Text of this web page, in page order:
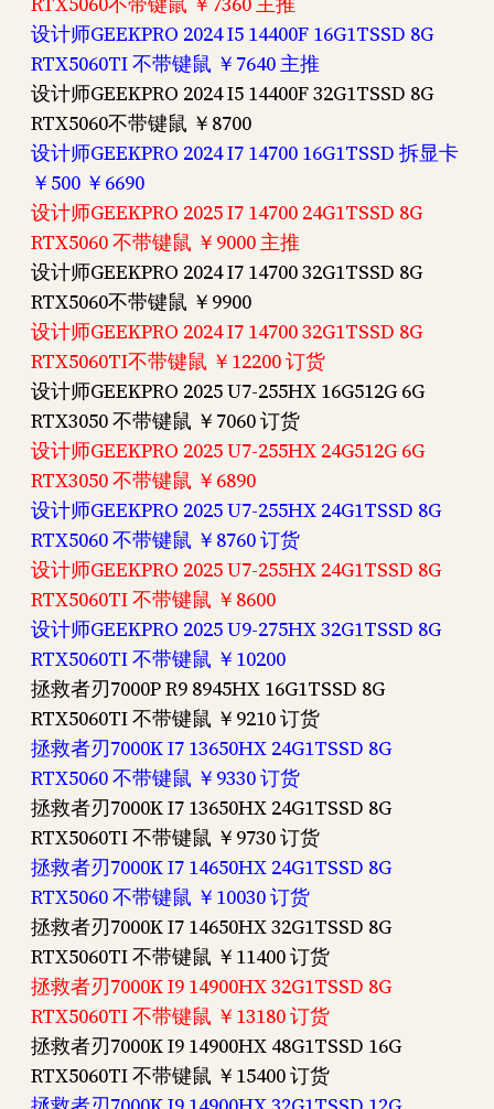
设计师GEEKPRO 2024 I5 14400F 16G1TSSD 8G
RTX5060TI 不带键鼠 ￥7640 主推
设计师GEEKPRO 2024 I5 14400F 32G1TSSD 8G
RTX5060不带键鼠 ￥8700
设计师GEEKPRO 2024 I7 14700 16G1TSSD 拆显卡
￥500 ￥6690
设计师GEEKPRO 2025 I7 14700 24G1TSSD 8G
RTX5060 不带键鼠 ￥9000 主推
设计师GEEKPRO 2024 I7 14700 32G1TSSD 8G
RTX5060不带键鼠 ￥9900
设计师GEEKPRO 2024 I7 14700 32G1TSSD 8G
RTX5060TI不带键鼠 ￥12200 订货
设计师GEEKPRO 2025 U7-255HX 16G512G 6G
RTX3050 不带键鼠 ￥7060 订货
设计师GEEKPRO 2025 U7-255HX 24G512G 6G
RTX3050 不带键鼠 ￥6890
设计师GEEKPRO 2025 U7-255HX 24G1TSSD 8G
RTX5060 不带键鼠 ￥8760 订货
设计师GEEKPRO 2025 U7-255HX 24G1TSSD 8G
RTX5060TI 不带键鼠 ￥8600
设计师GEEKPRO 2025 U9-275HX 32G1TSSD 8G
RTX5060TI 不带键鼠 ￥10200
拯救者刃7000P R9 8945HX 16G1TSSD 8G
RTX5060TI 不带键鼠 ￥9210 订货
拯救者刃7000K I7 13650HX 24G1TSSD 8G
RTX5060 不带键鼠 ￥9330 订货
拯救者刃7000K I7 13650HX 24G1TSSD 8G
RTX5060TI 不带键鼠 ￥9730 订货
拯救者刃7000K I7 14650HX 24G1TSSD 8G
RTX5060 不带键鼠 ￥10030 订货
拯救者刃7000K I7 14650HX 32G1TSSD 8G
RTX5060TI 不带键鼠 ￥11400 订货
拯救者刃7000K I9 14900HX 32G1TSSD 8G
RTX5060TI 不带键鼠 ￥13180 订货
拯救者刃7000K I9 14900HX 48G1TSSD 16G
RTX5060TI 不带键鼠 ￥15400 订货